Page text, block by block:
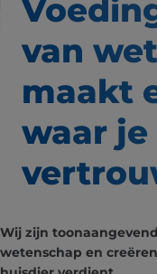
van
maakt
waar je
Wij zijn
wetenschap en